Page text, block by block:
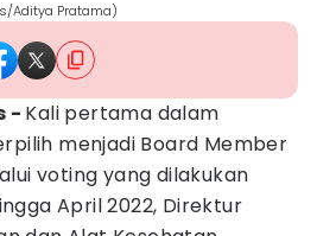
Aditya Pratama)
- Kali pertama dalam
menjadi Board Member
voting yang dilakukan
April 2022, Direktur